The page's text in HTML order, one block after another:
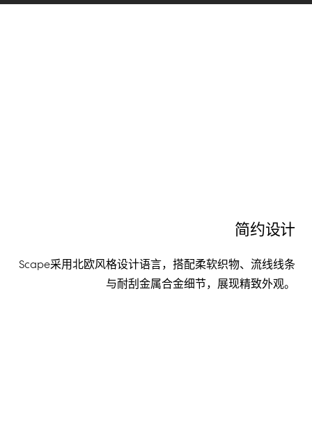
简约设计
Scape采用北欧风格设计语言，搭配柔软织物、流线线条
与耐刮金属合金细节，展现精致外观。